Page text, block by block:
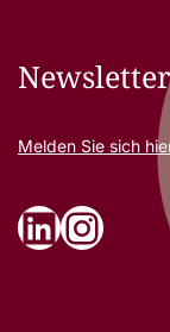
Newsletter
Melden Sie sich